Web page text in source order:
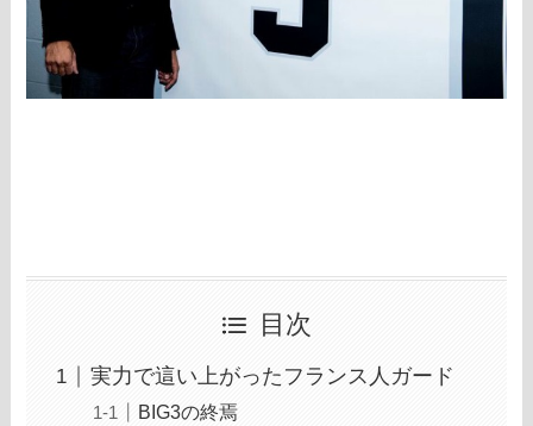
目次
実力で這い上がったフランス人ガード
BIG3の終焉